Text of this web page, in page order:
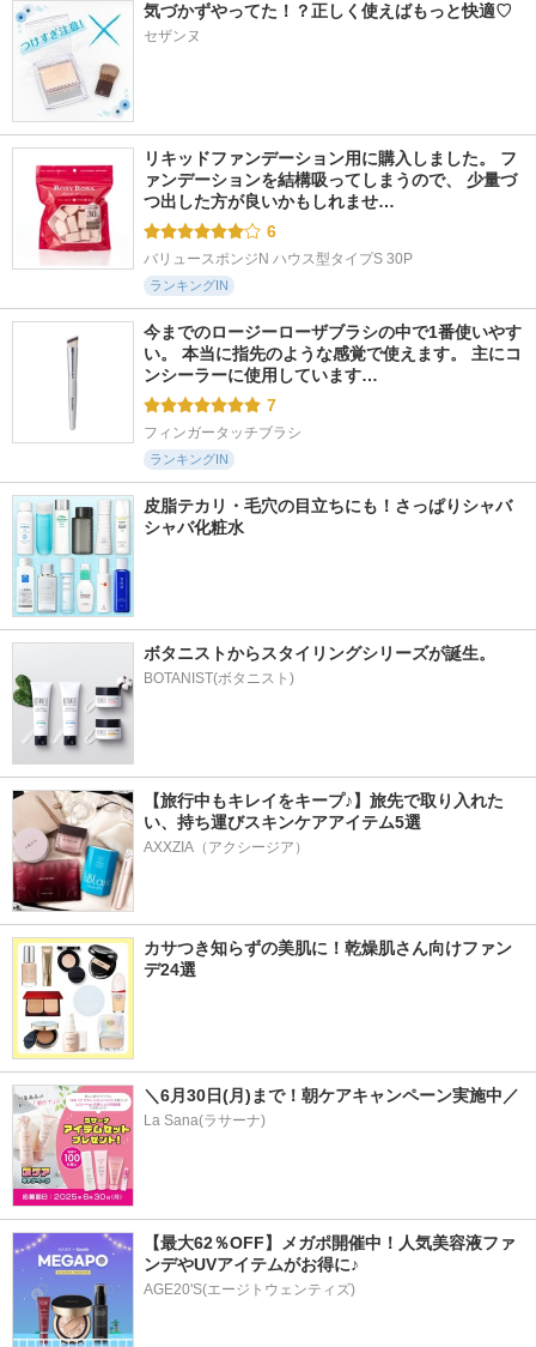
気づかずやってた！？正しく使えばもっと快適♡
セザンヌ
リキッドファンデーション用に購入しました。 フ
ァンデーションを結構吸ってしまうので、 少量づ
つ出した方が良いかもしれませ…
6
バリュースポンジN ハウス型タイプS 30P
ランキングIN
今までのロージーローザブラシの中で1番使いやす
い。 本当に指先のような感覚で使えます。 主にコ
ンシーラーに使用しています…
7
フィンガータッチブラシ
ランキングIN
皮脂テカリ・毛穴の目立ちにも！さっぱりシャバ
シャバ化粧水
ボタニストからスタイリングシリーズが誕生。
BOTANIST(ボタニスト)
【旅行中もキレイをキープ♪】旅先で取り入れた
い、持ち運びスキンケアアイテム5選
AXXZIA（アクシージア）
カサつき知らずの美肌に！乾燥肌さん向けファン
デ24選
＼6月30日(月)まで！朝ケアキャンペーン実施中／
La Sana(ラサーナ)
【最大62％OFF】メガポ開催中！人気美容液ファ
ンデやUVアイテムがお得に♪
AGE20'S(エージトウェンティズ)